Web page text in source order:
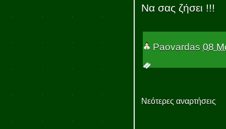
Να σας ζήσει !!!
Paovardas 08
Νεότερες αναρτήσεις